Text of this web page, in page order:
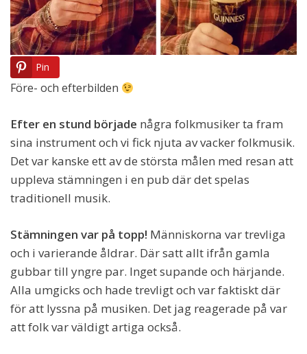
Pin
Före- och efterbilden
Efter en stund började några folkmusiker ta fram
sina instrument och vi fick njuta av vacker folkmusik.
Det var kanske ett av de största målen med resan att
uppleva stämningen i en pub där det spelas
traditionell musik.
Stämningen var på topp! Människorna var trevliga
och i varierande åldrar. Där satt allt ifrån gamla
gubbar till yngre par. Inget supande och härjande.
Alla umgicks och hade trevligt och var faktiskt där
för att lyssna på musiken. Det jag reagerade på var
att folk var väldigt artiga också.